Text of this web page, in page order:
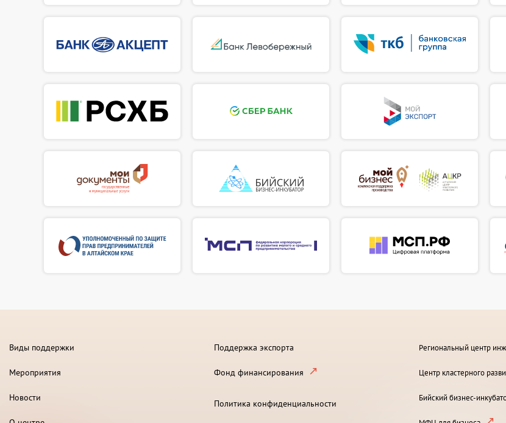
Виды поддержки
Мероприятия
Новости
Поддержка экспорта
Фонд финансирования
Политика конфиденциальности
Региональный центр
Центр кластерного
Бийский бизнес-